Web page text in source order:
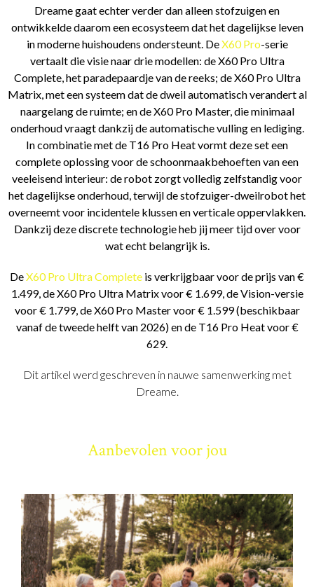
Dreame gaat echter verder dan alleen stofzuigen en
ontwikkelde daarom een ecosysteem dat het dagelijkse leven
in moderne huishoudens ondersteunt. DeX60 Pro-serie
vertaalt die visie naar drie modellen: de X60 Pro Ultra
Complete, het paradepaardje van de reeks; de X60 Pro Ultra
Matrix, met een systeem dat de dweil automatisch verandert al
naargelang de ruimte; en de X60 Pro Master, die minimaal
onderhoud vraagt dankzij de automatische vulling en lediging.
In combinatie met de T16 Pro Heat vormt deze set een
complete oplossing voor de schoonmaakbehoeften van een
veeleisend interieur: de robot zorgt volledig zelfstandig voor
het dagelijkse onderhoud, terwijl de stofzuiger-dweilrobot het
overneemt voor incidentele klussen en verticale oppervlakken.
Dankzij deze discrete technologie heb jij meer tijd over voor
wat echt belangrijk is.
DeX60 Pro Ultra Complete is verkrijgbaar voor de prijs van €
1.499, de X60 Pro Ultra Matrix voor € 1.699, de Vision-versie
voor € 1.799, de X60 Pro Master voor € 1.599 (beschikbaar
vanaf de tweede helft van 2026) en de T16 Pro Heat voor €
629.
Dit artikel werd geschreven in nauwe samenwerking met
Dreame.
Aanbevolen voor jou